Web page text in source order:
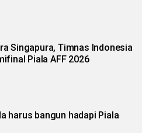
Singapura, Timnas Indonesia
Piala AFF 2026
harus bangun hadapi Piala